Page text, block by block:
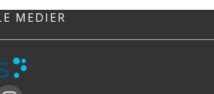
varme bakgrunnsfargen gir ro. Glitteret gir
litt multicolor/regnbuefarget effekt, men
MEDIER